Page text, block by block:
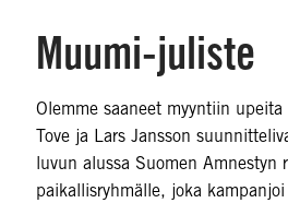
Muumi-juliste
Olemme saaneet myyntiin
Tove ja Lars Jansson
luvun alussa Suomen Amnestyn
paikallisryhmälle, joka